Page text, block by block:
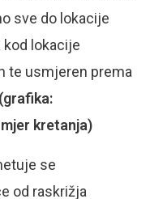
sve do lokacije
kod lokacije
te usmjeren prema
(grafika:
kretanja)
se
od raskrižja